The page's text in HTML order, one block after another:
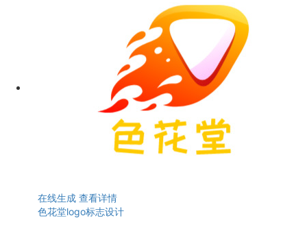
在线生成 查看详情
色花堂logo标志设计